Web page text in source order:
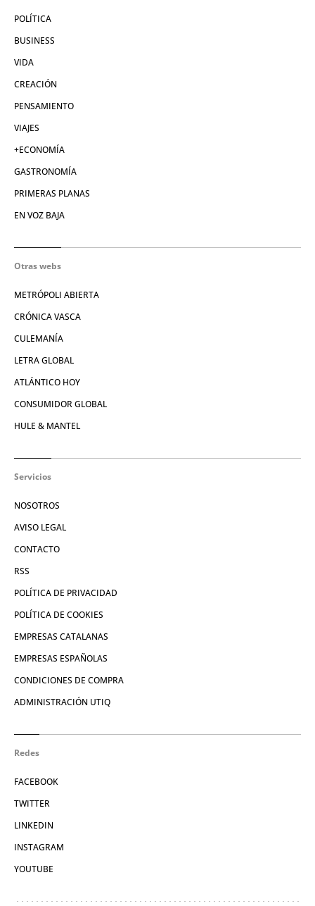
POLÍTICA
BUSINESS
VIDA
CREACIÓN
PENSAMIENTO
VIAJES
+ECONOMÍA
GASTRONOMÍA
PRIMERAS PLANAS
EN VOZ BAJA
Otras webs
METRÓPOLI ABIERTA
CRÓNICA VASCA
CULEMANÍA
LETRA GLOBAL
ATLÁNTICO HOY
CONSUMIDOR GLOBAL
HULE & MANTEL
Servicios
NOSOTROS
AVISO LEGAL
CONTACTO
RSS
POLÍTICA DE PRIVACIDAD
POLÍTICA DE COOKIES
EMPRESAS CATALANAS
EMPRESAS ESPAÑOLAS
CONDICIONES DE COMPRA
ADMINISTRACIÓN UTIQ
Redes
FACEBOOK
TWITTER
LINKEDIN
INSTAGRAM
YOUTUBE